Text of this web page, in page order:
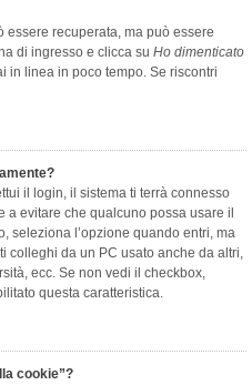
essere recuperata, ma può essere
di ingresso e clicca su Ho dimenticato
in linea in poco tempo. Se riscontri
il login, il sistema ti terrà connesso
evitare che qualcuno possa usare il
seleziona l’opzione quando entri, ma
colleghi da un PC usato anche da altri,
ecc. Se non vedi il checkbox,
questa caratteristica.
cookie”?